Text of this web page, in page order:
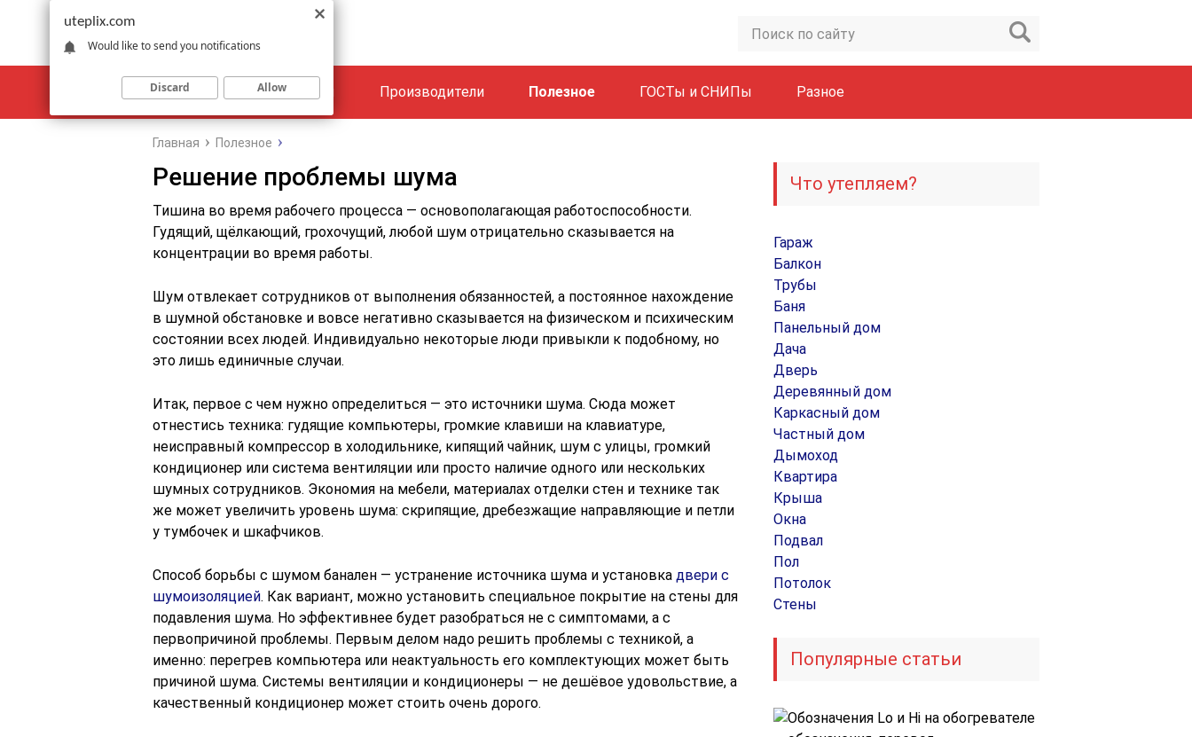
Материалы Объекты Производители Полезное ГОСТы и СНИПы Разное
Главная Полезное
Решение проблемы шума
Тишина во время рабочего процесса — основополагающая работоспособности.
Гудящий, щёлкающий, грохочущий, любой шум отрицательно сказывается на
концентрации во время работы.
Шум отвлекает сотрудников от выполнения обязанностей, а постоянное нахождение
в шумной обстановке и вовсе негативно сказывается на физическом и психическим
состоянии всех людей. Индивидуально некоторые люди привыкли к подобному, но
это лишь единичные случаи.
Итак, первое с чем нужно определиться — это источники шума. Сюда может
отнестись техника: гудящие компьютеры, громкие клавиши на клавиатуре,
неисправный компрессор в холодильнике, кипящий чайник, шум с улицы, громкий
кондиционер или система вентиляции или просто наличие одного или нескольких
шумных сотрудников. Экономия на мебели, материалах отделки стен и технике так
же может увеличить уровень шума: скрипящие, дребезжащие направляющие и петли
у тумбочек и шкафчиков.
Способ борьбы с шумом банален — устранение источника шума и установка двери с
шумоизоляцией. Как вариант, можно установить специальное покрытие на стены для
подавления шума. Но эффективнее будет разобраться не с симптомами, а с
первопричиной проблемы. Первым делом надо решить проблемы с техникой, а
именно: перегрев компьютера или неактуальность его комплектующих может быть
причиной шума. Системы вентиляции и кондиционеры — не дешёвое удовольствие, а
качественный кондиционер может стоить очень дорого.
Что утепляем?
Гараж
Балкон
Трубы
Баня
Панельный дом
Дача
Дверь
Деревянный дом
Каркасный дом
Частный дом
Дымоход
Квартира
Крыша
Окна
Подвал
Пол
Потолок
Стены
Популярные статьи
uteplix.com
Would like to send you notifications
Discard Allow